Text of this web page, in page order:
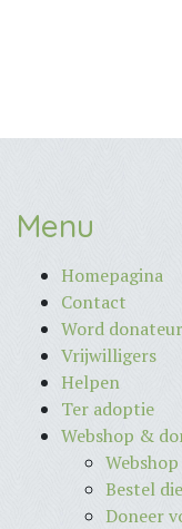
Menu
Homepagina
Contact
Word donateur
Vrijwilligers
Helpen
Ter adoptie
Webshop &
Webshop
Bestel
Doneer